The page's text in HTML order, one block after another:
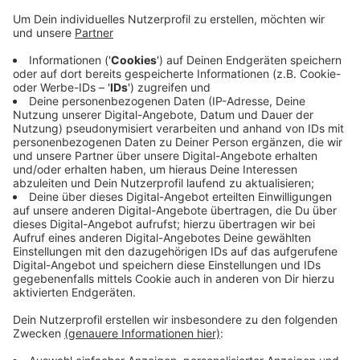
sein.
Laut Zeugenangaben ist der Mann ca. 1,70 m groß,
um die 30 Jahre alt, hat dunkle kurze Haare und
einen Drei-Tage-Bart. Er war mit einer schwarzen
Brille, einem weißen T-Shirt und einer schwarzen
Jeans bekleidet.
Zeugen sollen sich an die Polizei in Aachen
wenden.
Veröffentlicht:Dienstag, 13.07.2021 16:42
Anzeige